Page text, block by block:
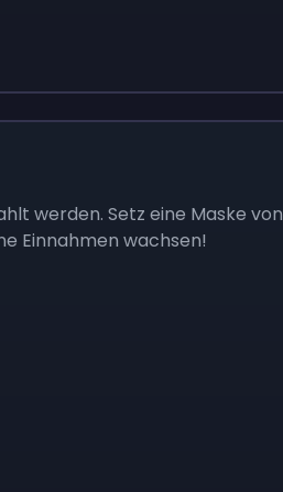
werden. Setz eine Maske von
Einnahmen wachsen!